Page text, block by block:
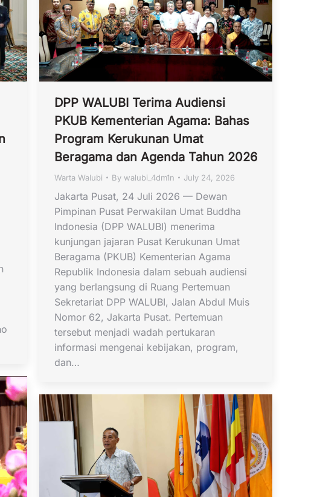
DPP WALUBI Terima Audiensi
PKUB Kementerian Agama: Bahas
Program Kerukunan Umat
Beragama dan Agenda Tahun 2026
Warta Walubi By walubi_4dm1n July 24, 2026
Jakarta Pusat, 24 Juli 2026 — Dewan
Pimpinan Pusat Perwakilan Umat Buddha
Indonesia (DPP WALUBI) menerima
kunjungan jajaran Pusat Kerukunan Umat
Beragama (PKUB) Kementerian Agama
Republik Indonesia dalam sebuah audiensi
yang berlangsung di Ruang Pertemuan
Sekretariat DPP WALUBI, Jalan Abdul Muis
Nomor 62, Jakarta Pusat. Pertemuan
tersebut menjadi wadah pertukaran
informasi mengenai kebijakan, program,
dan…